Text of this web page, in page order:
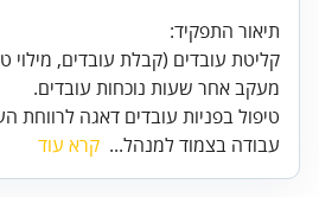
טיפול בפניות עובדים דאגה לרווחת
עבודה בצמוד למנהל... קרא עוד